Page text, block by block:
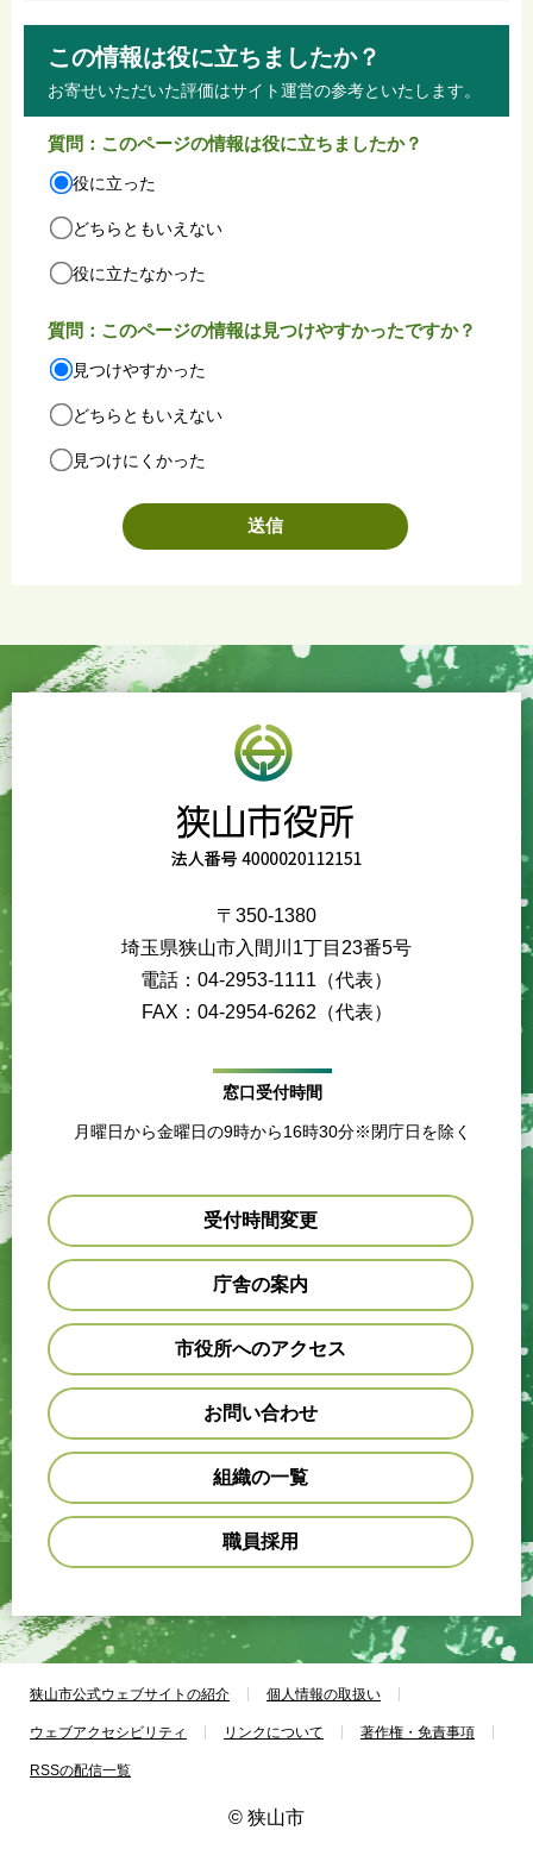
この情報は役に立ちましたか？
お寄せいただいた評価はサイト運営の参考といたします。
質問：このページの情報は役に立ちましたか？
役に立った
どちらともいえない
役に立たなかった
質問：このページの情報は見つけやすかったですか？
見つけやすかった
どちらともいえない
見つけにくかった
〒350-1380
埼玉県狭山市入間川1丁目23番5号
電話：04-2953-1111（代表）
FAX：04-2954-6262（代表）
窓口受付時間
月曜日から金曜日の9時から16時30分※閉庁日を除く
受付時間変更
庁舎の案内
市役所へのアクセス
お問い合わせ
組織の一覧
職員採用
狭山市公式ウェブサイトの紹介 個人情報の取扱い
ウェブアクセシビリティ リンクについて 著作権・免責事項
RSSの配信一覧
© 狭山市